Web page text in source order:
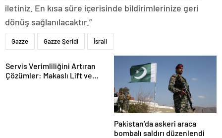
iletiniz. En kısa süre içerisinde bildirimlerinize geri
dönüş sağlanılacaktır.”
Gazze Gazze Şeridi İsrail
Servis Verimliliğini Artıran
Çözümler: Makaslı Lift ve
Pakistan’da askeri araca
bombalı saldırı düzenlendi